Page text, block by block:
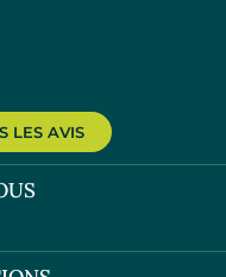
LES AVIS